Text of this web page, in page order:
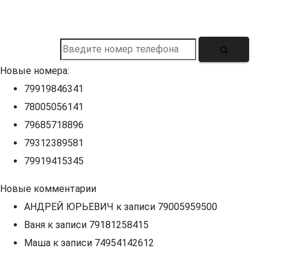
Новые номера:
79919846341
78005056141
79685718896
79312389581
79919415345
Новые комментарии
АНДРЕЙ ЮРЬЕВИЧ к записи 79005959500
Ваня к записи 79181258415
Маша к записи 74954142612